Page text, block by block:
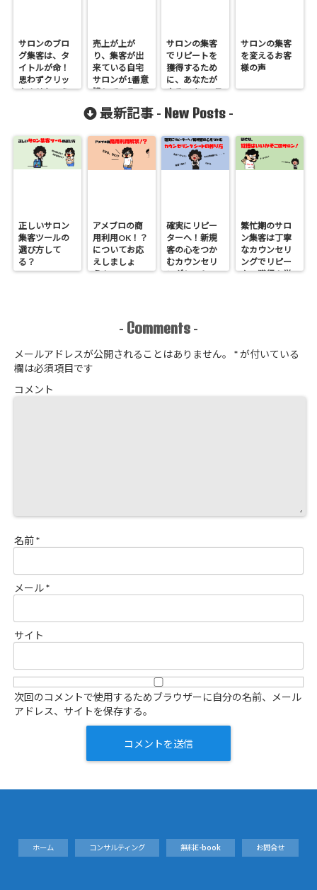
サロンのブロ
グ集客は、タ
イトルが命！
思わずクリッ
クさせちゃえ
売上が上が
り、集客が出
来ている自宅
サロンが1番意
識しているこ
とは？明日か
ら、あなたも
サロンの集客
でリピートを
獲得するため
に、あなたが
やるべき3ステ
サロンの集客
を変えるお客
様の声
最新記事 - New Posts -
正しいサロン
集客ツールの
選び方して
る？
アメブロの商
用利用OK！？
についてお応
えしましょ
う！
確実にリピー
ターへ！新規
客の心をつか
むカウンセリ
ングシートの
繁忙期のサロ
ン集客は丁寧
なカウンセリ
ングでリピー
ター獲得！覚
- Comments -
メールアドレスが公開されることはありません。 *が付いている
欄は必須項目です
コメント
名前*
メール*
サイト
次回のコメントで使用するためブラウザーに自分の名前、メール
アドレス、サイトを保存する。
ホーム コンサルティング 無料E-book お問合せ